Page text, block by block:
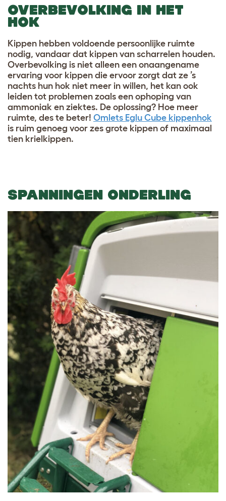
OVERBEVOLKING IN HET
HOK
Kippen hebben voldoende persoonlijke ruimte
nodig, vandaar dat kippen van scharrelen houden.
Overbevolking is niet alleen een onaangename
ervaring voor kippen die ervoor zorgt dat ze ’s
nachts hun hok niet meer in willen, het kan ook
leiden tot problemen zoals een ophoping van
ammoniak en ziektes. De oplossing? Hoe meer
ruimte, des te beter! Omlets Eglu Cube kippenhok
is ruim genoeg voor zes grote kippen of maximaal
tien krielkippen.
SPANNINGEN ONDERLING